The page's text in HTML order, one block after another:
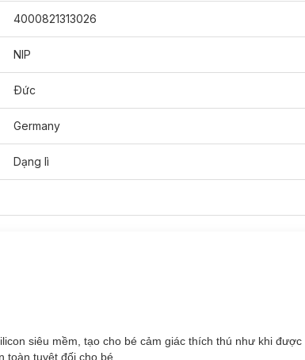
4000821313026
NIP
Ðức
Germany
Dạng lì
siêu mềm, tạo cho bé cảm giác thích thú như khi được
toàn tuyệt đối cho bé